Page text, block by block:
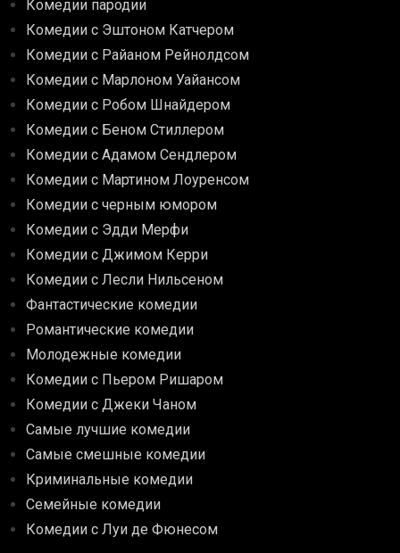
Комедии пародии
Комедии с Эштоном Катчером
Комедии с Райаном Рейнолдсом
Комедии с Марлоном Уайансом
Комедии с Робом Шнайдером
Комедии с Беном Стиллером
Комедии с Адамом Сендлером
Комедии с Мартином Лоуренсом
Комедии с черным юмором
Комедии с Эдди Мерфи
Комедии с Джимом Керри
Комедии с Лесли Нильсеном
Фантастические комедии
Романтические комедии
Молодежные комедии
Комедии с Пьером Ришаром
Комедии с Джеки Чаном
Самые лучшие комедии
Самые смешные комедии
Криминальные комедии
Семейные комедии
Комедии с Луи де Фюнесом